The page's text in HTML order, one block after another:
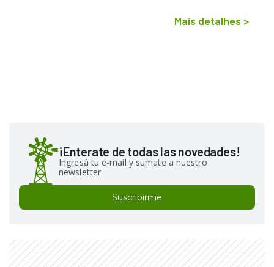
Mais detalhes >
¡Enterate de todas las novedades!
Ingresá tu e-mail y sumate a nuestro
newsletter
Suscribirme